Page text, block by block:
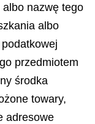
nazwę tego
albo
przedmiotem
środka
towary,
adresowe